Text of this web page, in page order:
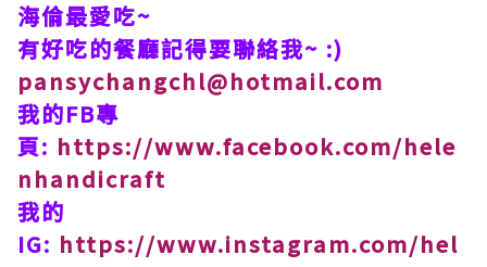
海倫最愛吃~
有好吃的餐廳記得要聯絡我~ :)
pansychangchl@hotmail.com
我的FB專
頁: https://www.facebook.com/hele
nhandicraft
我的
IG: https://www.instagram.com/hel